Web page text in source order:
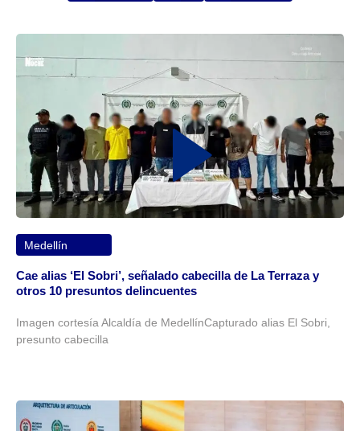
Medellín
Cae alias ‘El Sobri’, señalado cabecilla de La Terraza y
otros 10 presuntos delincuentes
Imagen cortesía Alcaldía de MedellínCapturado alias El Sobri,
presunto cabecilla